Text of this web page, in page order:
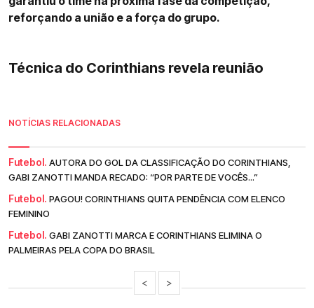
reforçando a união e a força do grupo.
Técnica do Corinthians revela reunião
NOTÍCIAS RELACIONADAS
Futebol. AUTORA DO GOL DA CLASSIFICAÇÃO DO CORINTHIANS,
GABI ZANOTTI MANDA RECADO: “POR PARTE DE VOCÊS...”
Futebol. PAGOU! CORINTHIANS QUITA PENDÊNCIA COM ELENCO
FEMININO
Futebol. GABI ZANOTTI MARCA E CORINTHIANS ELIMINA O
PALMEIRAS PELA COPA DO BRASIL
< >